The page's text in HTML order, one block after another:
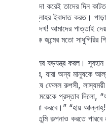
পরচর্চা, পরনিন্দা করেই তাদের দিন
বসে আল্লাহর ইবাদাত করত।
ব্যাটার ভাব দেখ! আমাদের পাত্তাই
না। চল ব্যাটাকে জন্মের মতো সাধুগিরির
পদস্খলনের ষড়যন্ত্র করল।
দল তৈরি করে, যারা অন্য মানুষকে
এলাকা চষে ফেলল রুপসী,
লোকগুলো ওই মেয়েকে প্রস্তাব
তার সাথে যিনা করবে।” “হায়
যা পাবে তা তুমি কল্পনাও করতে
me Lost